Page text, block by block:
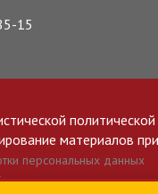
15
политической
материалов
персональных данных
доступны по